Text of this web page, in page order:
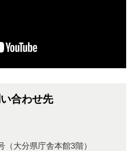
合わせ先
大分県庁舎本館3階）